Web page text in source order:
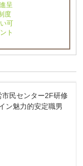
呈
度
可
ト
民センター2F研修
ン魅力的安定職男